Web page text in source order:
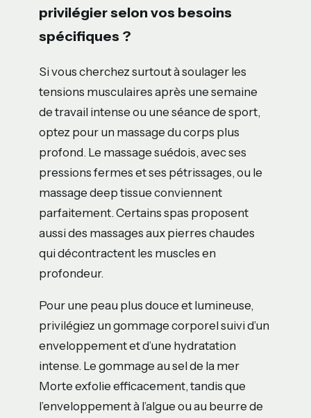
privilégier selon vos besoins
spécifiques ?
Si vous cherchez surtout à soulager les
tensions musculaires après une semaine
de travail intense ou une séance de sport,
optez pour un massage du corps plus
profond. Le massage suédois, avec ses
pressions fermes et ses pétrissages, ou le
massage deep tissue conviennent
parfaitement. Certains spas proposent
aussi des massages aux pierres chaudes
qui décontractent les muscles en
profondeur.
Pour une peau plus douce et lumineuse,
privilégiez un gommage corporel suivi d’un
enveloppement et d’une hydratation
intense. Le gommage au sel de la mer
Morte exfolie efficacement, tandis que
l’enveloppement à l’algue ou au beurre de